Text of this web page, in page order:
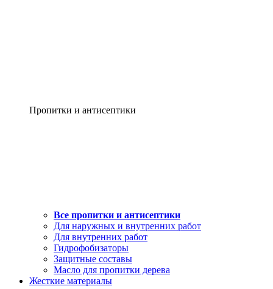
Пропитки и антисептики
Все пропитки и антисептики
Для наружных и внутренних работ
Для внутренних работ
Гидрофобизаторы
Защитные составы
Масло для пропитки дерева
Жесткие материалы